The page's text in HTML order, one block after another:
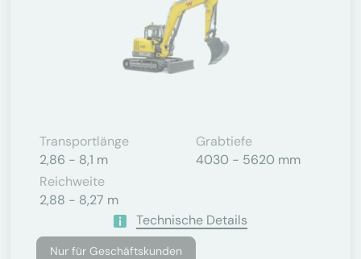
Transportlänge
2,86 - 8,1 m
Grabtiefe
4030 - 5620 mm
Reichweite
2,88 - 8,27 m
Technische Details
Nur für Geschäftskunden